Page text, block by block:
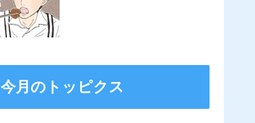
今月のトッピクス